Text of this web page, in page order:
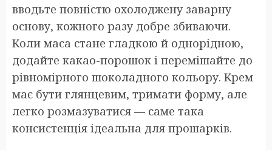
вводьте повністю охолоджену заварну
основу, кожного разу добре збиваючи.
Коли маса стане гладкою й однорідною,
додайте какао-порошок і перемішайте до
рівномірного шоколадного кольору. Крем
має бути глянцевим, тримати форму, але
легко розмазуватися — саме така
консистенція ідеальна для прошарків.